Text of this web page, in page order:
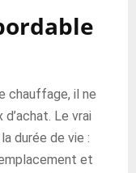
chauffage, il ne
Le vrai
durée de vie :
et